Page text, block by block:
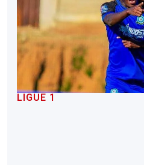
LIGUE 1